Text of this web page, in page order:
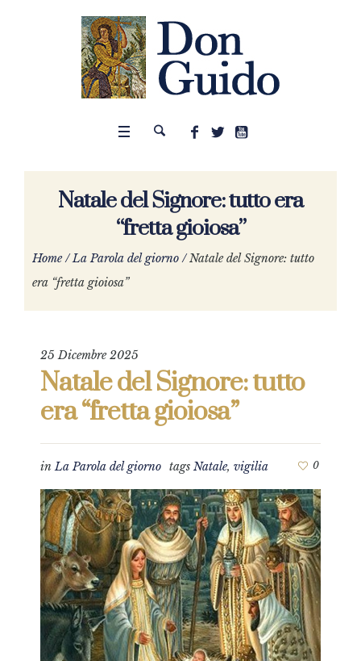
Natale del Signore: tutto era
“fretta gioiosa”
Home /La Parola del giorno /Natale del Signore: tutto
era “fretta gioiosa”
25 Dicembre 2025
Natale del Signore: tutto
era “fretta gioiosa”
inLa Parola del giorno tags Natale, vigilia 0